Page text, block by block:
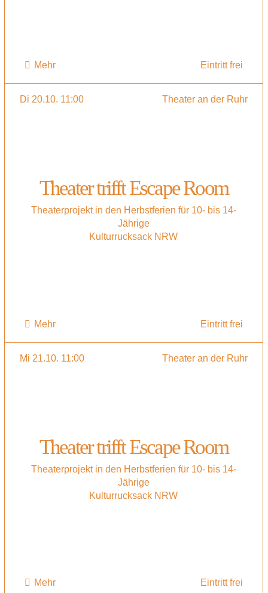
Mehr Eintritt frei
Di 20.10. 11:00 Theater an der Ruhr
Theater trifft Escape Room
Theaterprojekt in den Herbstferien für 10- bis 14-
Jährige
Kulturrucksack NRW
Mehr Eintritt frei
Mi 21.10. 11:00 Theater an der Ruhr
Theater trifft Escape Room
Theaterprojekt in den Herbstferien für 10- bis 14-
Jährige
Kulturrucksack NRW
Mehr Eintritt frei